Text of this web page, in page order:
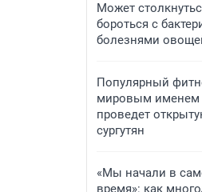
Может
бороться с
болезнями
Популярный
мировым именем
проведет
сургутян
«Мы начали в
время»: как